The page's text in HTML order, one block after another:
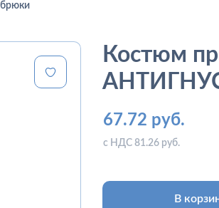
Костюм
АНТИГНУС
67.72 руб.
с НДС 81.26 руб.
В